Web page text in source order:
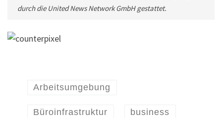
durch die United News Network GmbH gestattet.
Arbeitsumgebung
Büroinfrastruktur business